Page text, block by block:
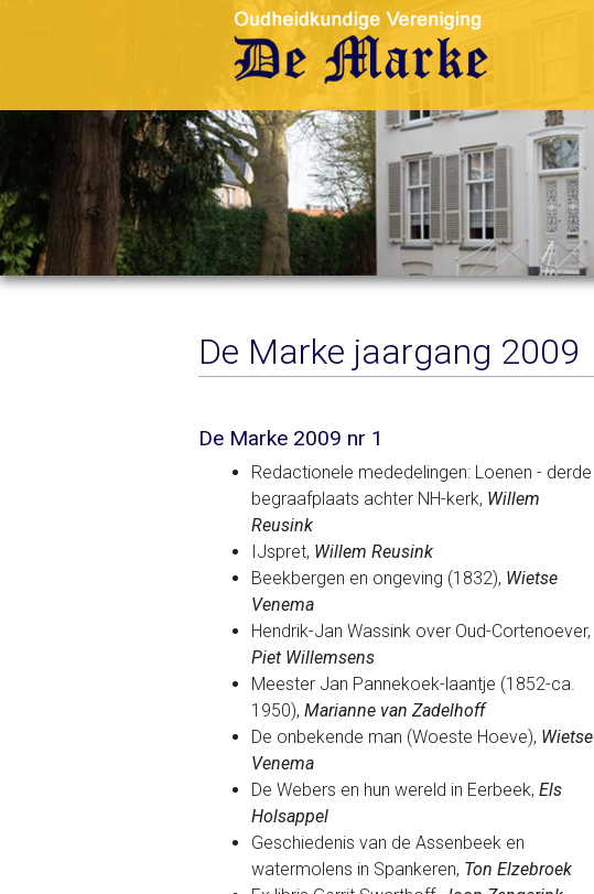
De Marke jaargang 2009
De Marke 2009 nr 1
Redactionele mededelingen: Loenen - derde
begraafplaats achter NH-kerk, Willem
Reusink
IJspret, Willem Reusink
Beekbergen en ongeving (1832), Wietse
Venema
Hendrik-Jan Wassink over Oud-Cortenoever,
Piet Willemsens
Meester Jan Pannekoek-laantje (1852-ca.
1950), Marianne van Zadelhoff
De onbekende man (Woeste Hoeve), Wietse
Venema
De Webers en hun wereld in Eerbeek, Els
Holsappel
Geschiedenis van de Assenbeek en
watermolens in Spankeren, Ton Elzebroek